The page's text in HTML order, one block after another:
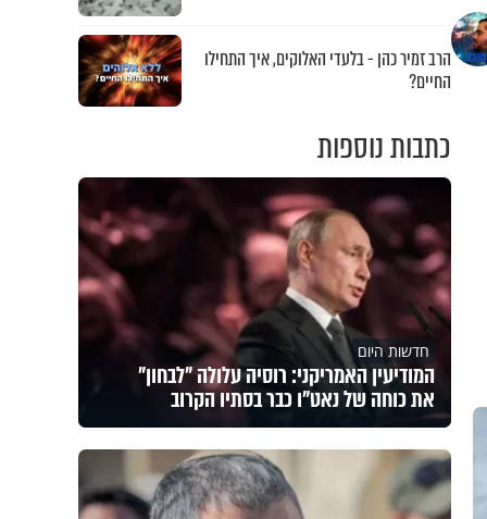
הרב זמיר כהן - בלעדי האלוקים, איך התחילו
החיים?
כתבות נוספות
חדשות היום
המודיעין האמריקני: רוסיה עלולה "לבחון"
את כוחה של נאט"ו כבר בסתיו הקרוב